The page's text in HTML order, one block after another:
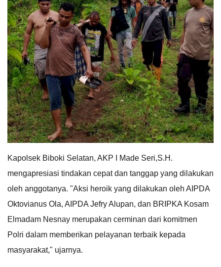
Kapolsek Biboki Selatan, AKP I Made Seri,S.H.
mengapresiasi tindakan cepat dan tanggap yang dilakukan
oleh anggotanya. "Aksi heroik yang dilakukan oleh AIPDA
Oktovianus Ola, AIPDA Jefry Alupan, dan BRIPKA Kosam
Elmadam Nesnay merupakan cerminan dari komitmen
Polri dalam memberikan pelayanan terbaik kepada
masyarakat," ujarnya.